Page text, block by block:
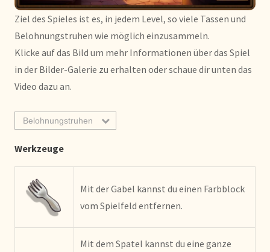
Ziel des Spieles ist es, in jedem Level, so viele Tassen und
Belohnungstruhen wie möglich einzusammeln.
Klicke auf das Bild um mehr Informationen über das Spiel
in der Bilder-Galerie zu erhalten oder schaue dir unten das
Video dazu an.
Belohnungstruhen
Werkzeuge
Mit der Gabel kannst du einen Farbblock
vom Spielfeld entfernen.
Mit dem Spatel kannst du eine ganze